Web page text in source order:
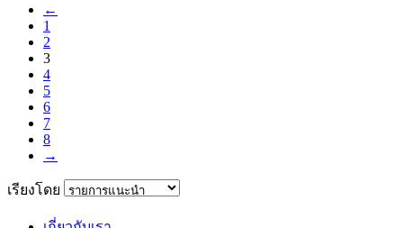
←
1
2
3
4
5
6
7
8
→
เรียงโดย